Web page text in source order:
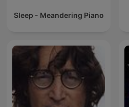
Sleep - Meandering Piano